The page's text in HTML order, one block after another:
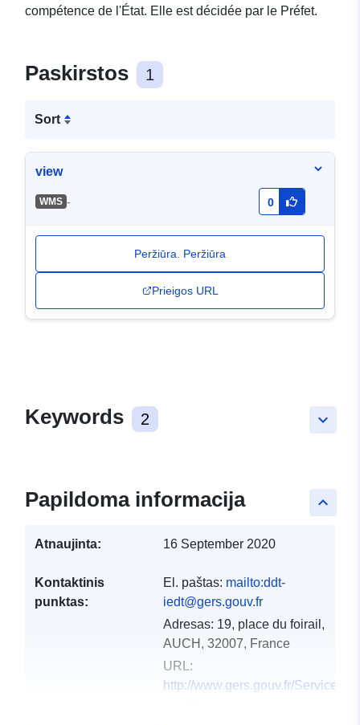
compétence de l'État. Elle est décidée par le Préfet.
Paskirstos 1
Sort
view
WMS - 0
Peržiūra. Peržiūra
Prieigos URL
keyboard_arrow_down
Keywords 2
keyboard_arrow_up
Papildoma informacija
Atnaujinta: 16 September 2020
Kontaktinis
punktas:
El. paštas: mailto:ddt-
iedt@gers.gouv.fr
Adresas: 19, place du foirail,
AUCH, 32007, France
URL:
http://www.gers.gouv.fr/Services-